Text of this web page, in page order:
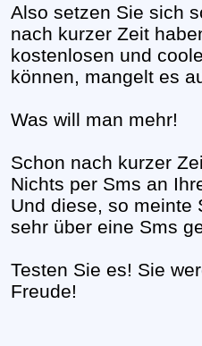
Also setzen Sie sich
nach kurzer Zeit
kostenlosen und
können, mangelt es
Was will man mehr!
Schon nach kurzer
Nichts per Sms an
Und diese, so meinte
sehr über eine Sms
Testen Sie es! Sie
Freude!